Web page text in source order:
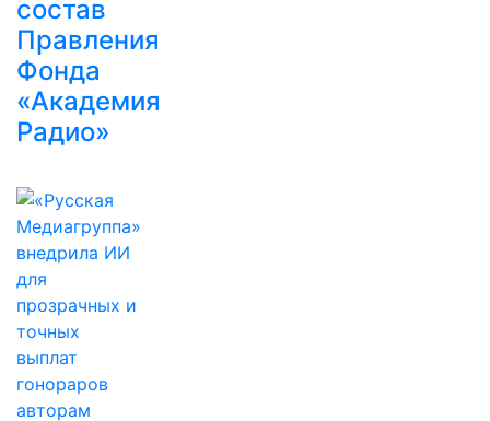
состав
Правления
Фонда
«Академия
Радио»